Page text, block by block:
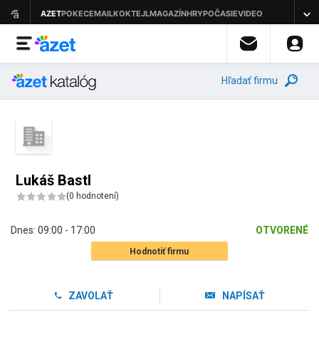
Hľadať firmu
Lukáš Bastl
(0 hodnotení)
Dnes: 09:00 - 17:00 OTVORENÉ
Hodnotiť firmu
ZAVOLAŤ NAPÍSAŤ